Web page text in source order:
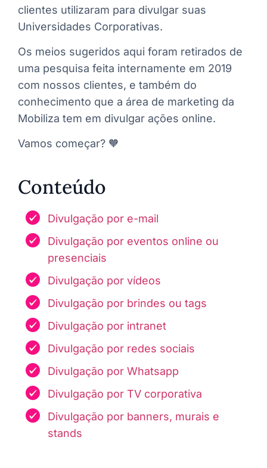
clientes utilizaram para divulgar suas
Universidades Corporativas.
Os meios sugeridos aqui foram retirados de
uma pesquisa feita internamente em 2019
com nossos clientes, e também do
conhecimento que a área de marketing da
Mobiliza tem em divulgar ações online.
Vamos começar? 🧡
Conteúdo
Divulgação por e-mail
Divulgação por eventos online ou
presenciais
Divulgação por vídeos
Divulgação por brindes ou tags
Divulgação por intranet
Divulgação por redes sociais
Divulgação por Whatsapp
Divulgação por TV corporativa
Divulgação por banners, murais e
stands